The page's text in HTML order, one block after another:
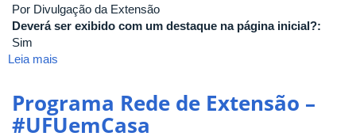
Por Divulgação da Extensão
Deverá ser exibido com um destaque na página inicial?:
Sim
Leia mais
que
pode
Programa Rede de Extensão –
#UFUemCasa